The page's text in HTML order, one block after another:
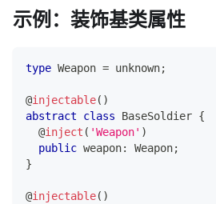
示例：装饰基类属性
type Weapon = unknown;
@injectable( )
abstract
class BaseSoldier {
@inject ( 'Weapon' )
public weapon: Weapon;
}
@injectable( )